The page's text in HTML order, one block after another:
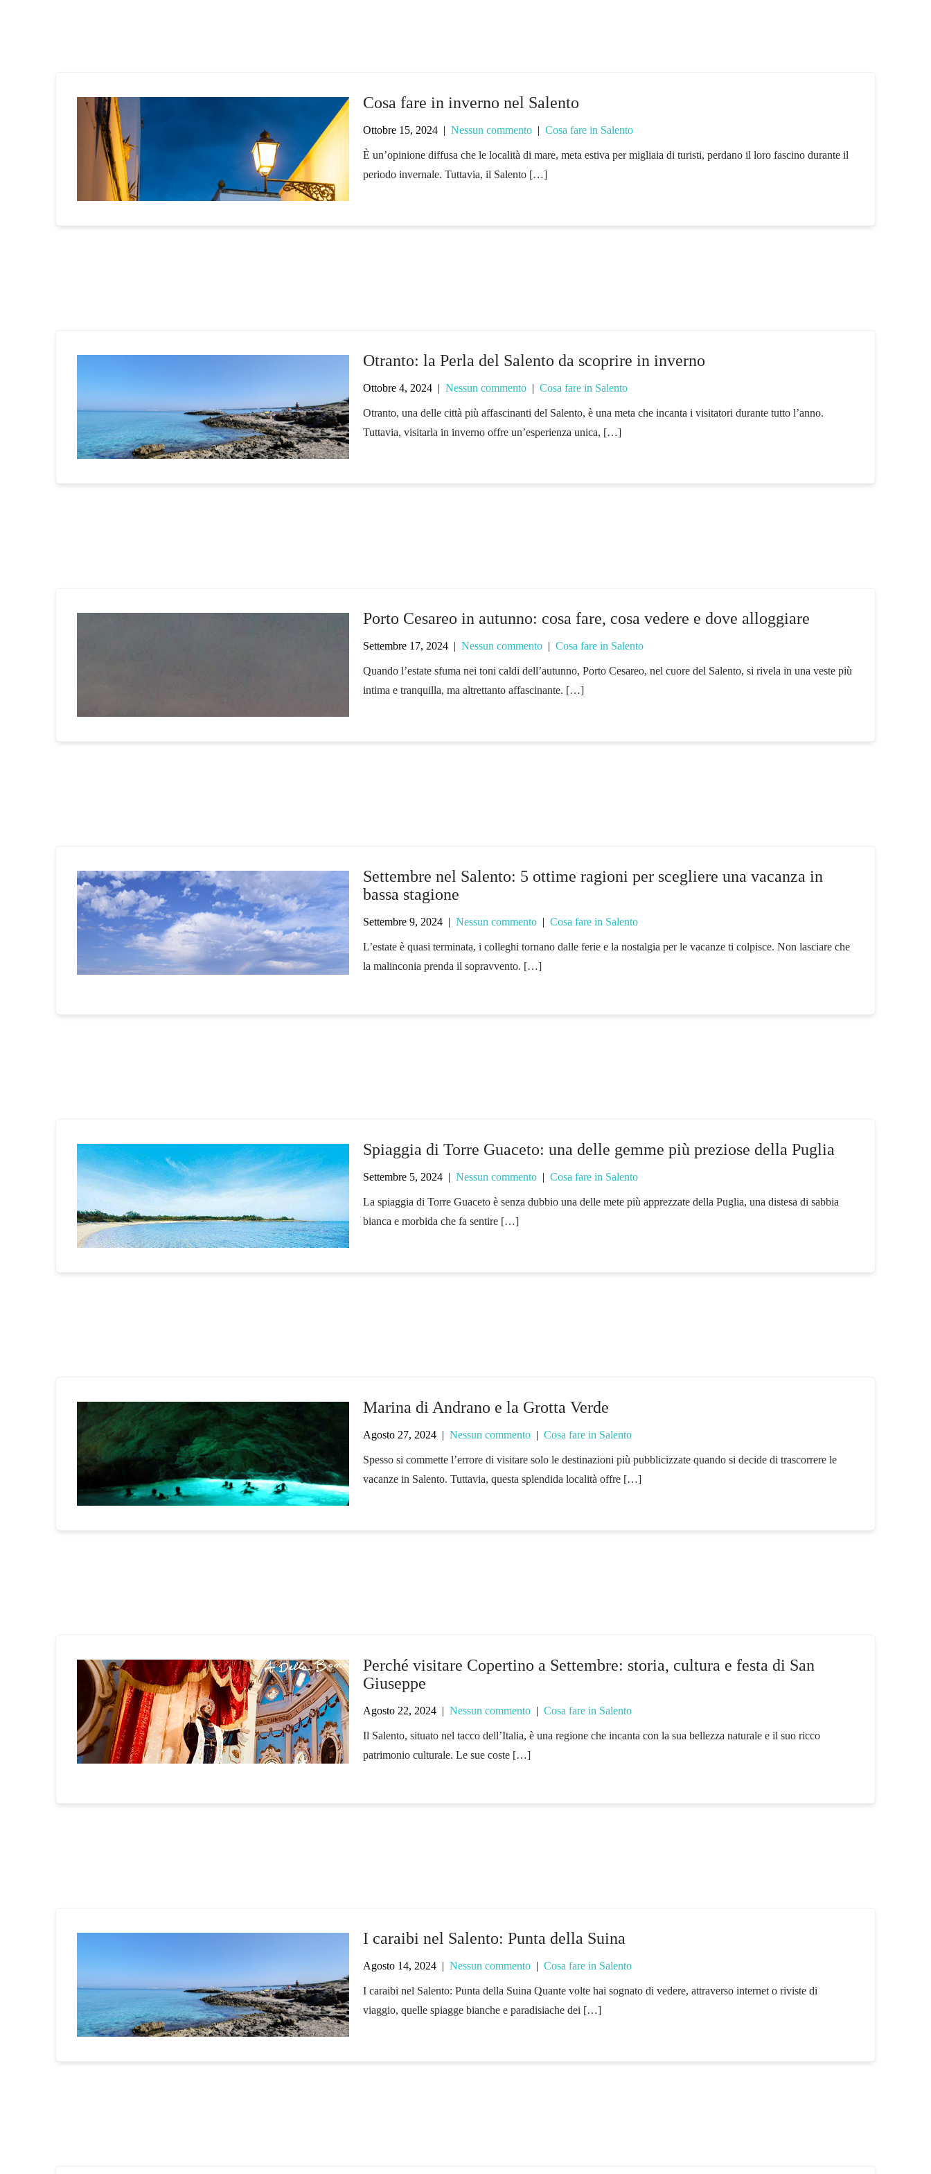
Cosa fare in inverno nel Salento
Ottobre 15, 2024| Nessun commento| Cosa fare in Salento
È un’opinione diffusa che le località di mare, meta estiva per migliaia di turisti, perdano il loro fascino durante il
periodo invernale. Tuttavia, il Salento […]
Otranto: la Perla del Salento da scoprire in inverno
Ottobre 4, 2024| Nessun commento| Cosa fare in Salento
Otranto, una delle città più affascinanti del Salento, è una meta che incanta i visitatori durante tutto l’anno.
Tuttavia, visitarla in inverno offre un’esperienza unica, […]
Porto Cesareo in autunno: cosa fare, cosa vedere e dove alloggiare
Settembre 17, 2024| Nessun commento| Cosa fare in Salento
Quando l’estate sfuma nei toni caldi dell’autunno, Porto Cesareo, nel cuore del Salento, si rivela in una veste più
intima e tranquilla, ma altrettanto affascinante. […]
Settembre nel Salento: 5 ottime ragioni per scegliere una vacanza in
bassa stagione
Settembre 9, 2024| Nessun commento| Cosa fare in Salento
L’estate è quasi terminata, i colleghi tornano dalle ferie e la nostalgia per le vacanze ti colpisce. Non lasciare che
la malinconia prenda il sopravvento. […]
Spiaggia di Torre Guaceto: una delle gemme più preziose della Puglia
Settembre 5, 2024| Nessun commento| Cosa fare in Salento
La spiaggia di Torre Guaceto è senza dubbio una delle mete più apprezzate della Puglia, una distesa di sabbia
bianca e morbida che fa sentire […]
Marina di Andrano e la Grotta Verde
Agosto 27, 2024| Nessun commento| Cosa fare in Salento
Spesso si commette l’errore di visitare solo le destinazioni più pubblicizzate quando si decide di trascorrere le
vacanze in Salento. Tuttavia, questa splendida località offre […]
Perché visitare Copertino a Settembre: storia, cultura e festa di San
Giuseppe
Agosto 22, 2024| Nessun commento| Cosa fare in Salento
Il Salento, situato nel tacco dell’Italia, è una regione che incanta con la sua bellezza naturale e il suo ricco
patrimonio culturale. Le sue coste […]
I caraibi nel Salento: Punta della Suina
Agosto 14, 2024| Nessun commento| Cosa fare in Salento
I caraibi nel Salento: Punta della Suina Quante volte hai sognato di vedere, attraverso internet o riviste di
viaggio, quelle spiagge bianche e paradisiache dei […]